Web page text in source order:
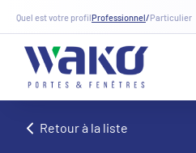
Quel est votre profilProfessionnel/Particulier
Retour à la liste